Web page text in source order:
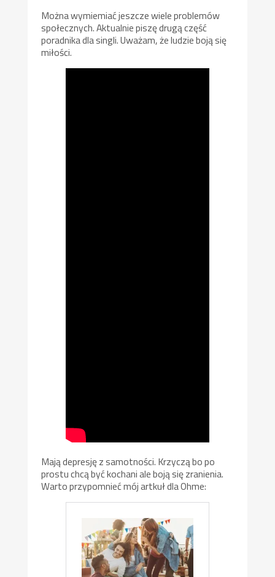
Można wymiemiać jeszcze wiele problemów
społecznych. Aktualnie piszę drugą część
poradnika dla singli. Uważam, że ludzie boją się
miłości.
Mają depresję z samotności. Krzyczą bo po
prostu chcą być kochani ale boją się zranienia.
Warto przypomnieć mój artkuł dla Ohme: